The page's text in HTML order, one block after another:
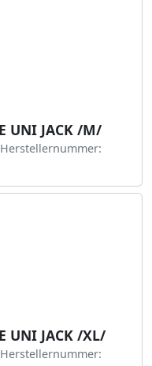
UNI JACK /M/
UNI JACK /XL/